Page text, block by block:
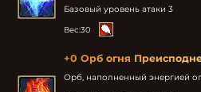
Базовый уровень атаки 3
Вес:30
+0 Орб огня
Орб, наполненный энергией